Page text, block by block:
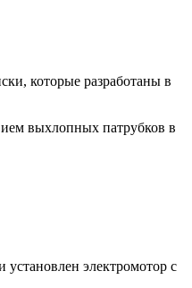
которые разработаны в
выхлопных патрубков в
электромотор с